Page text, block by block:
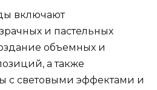
включают
и пастельных
объемных и
а также
с световыми эффектами и